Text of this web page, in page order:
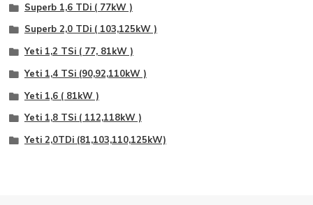
Superb 1,6 TDi ( 77kW )
Superb 2,0 TDi ( 103,125kW )
Yeti 1,2 TSi ( 77, 81kW )
Yeti 1,4 TSi (90,92,110kW )
Yeti 1,6 ( 81kW )
Yeti 1,8 TSi ( 112,118kW )
Yeti 2,0TDi (81,103,110,125kW)